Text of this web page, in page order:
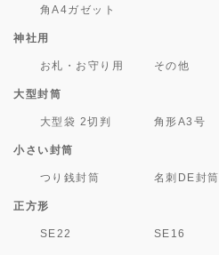
角A4ガゼット
神社用
お札・お守り用 その他
大型封筒
大型袋 2切判 角形A3号
小さい封筒
つり銭封筒 名刺DE封筒
正方形
SE22 SE16